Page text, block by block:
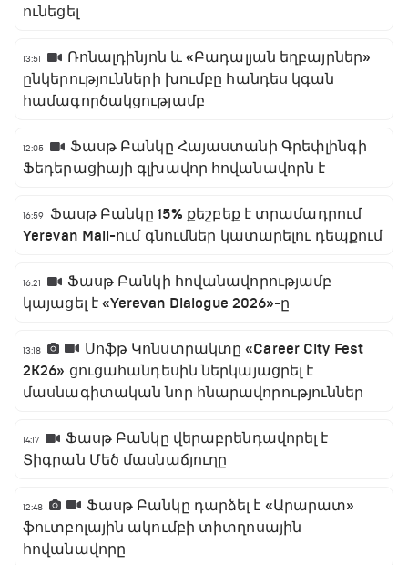
ունեցել
13:51
Ռոնալդինյոն և «Բադալյան եղբայրներ»
ընկերությունների խումբը հանդես կգան
համագործակցությամբ
12:05
Ֆասթ Բանկը Հայաստանի Գրեփլինգի
Ֆեդերացիայի գլխավոր հովանավորն է
16:59
Ֆասթ Բանկը 15% քեշբեք է տրամադրում
Yerevan Mall-ում գնումներ կատարելու դեպքում
16:21
Ֆասթ Բանկի հովանավորությամբ
կայացել է «Yerevan Dialogue 2026»-ը
13:18
Սոֆթ Կոնստրակտը «Career City Fest
2K26» ցուցահանդեսին ներկայացրել է
մասնագիտական նոր հնարավորություններ
14:17
Ֆասթ Բանկը վերաբրենդավորել է
Տիգրան Մեծ մասնաճյուղը
12:48
Ֆասթ Բանկը դարձել է «Արարատ»
ֆուտբոլային ակումբի տիտղոսային
հովանավորը